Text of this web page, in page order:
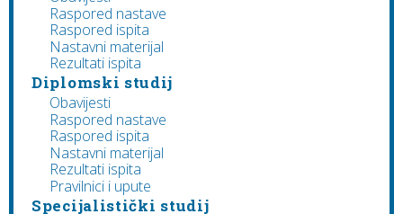
Raspored nastave
Raspored ispita
Nastavni materijal
Rezultati ispita
Diplomski studij
Obavijesti
Raspored nastave
Raspored ispita
Nastavni materijal
Rezultati ispita
Pravilnici i upute
Specijalistički studij